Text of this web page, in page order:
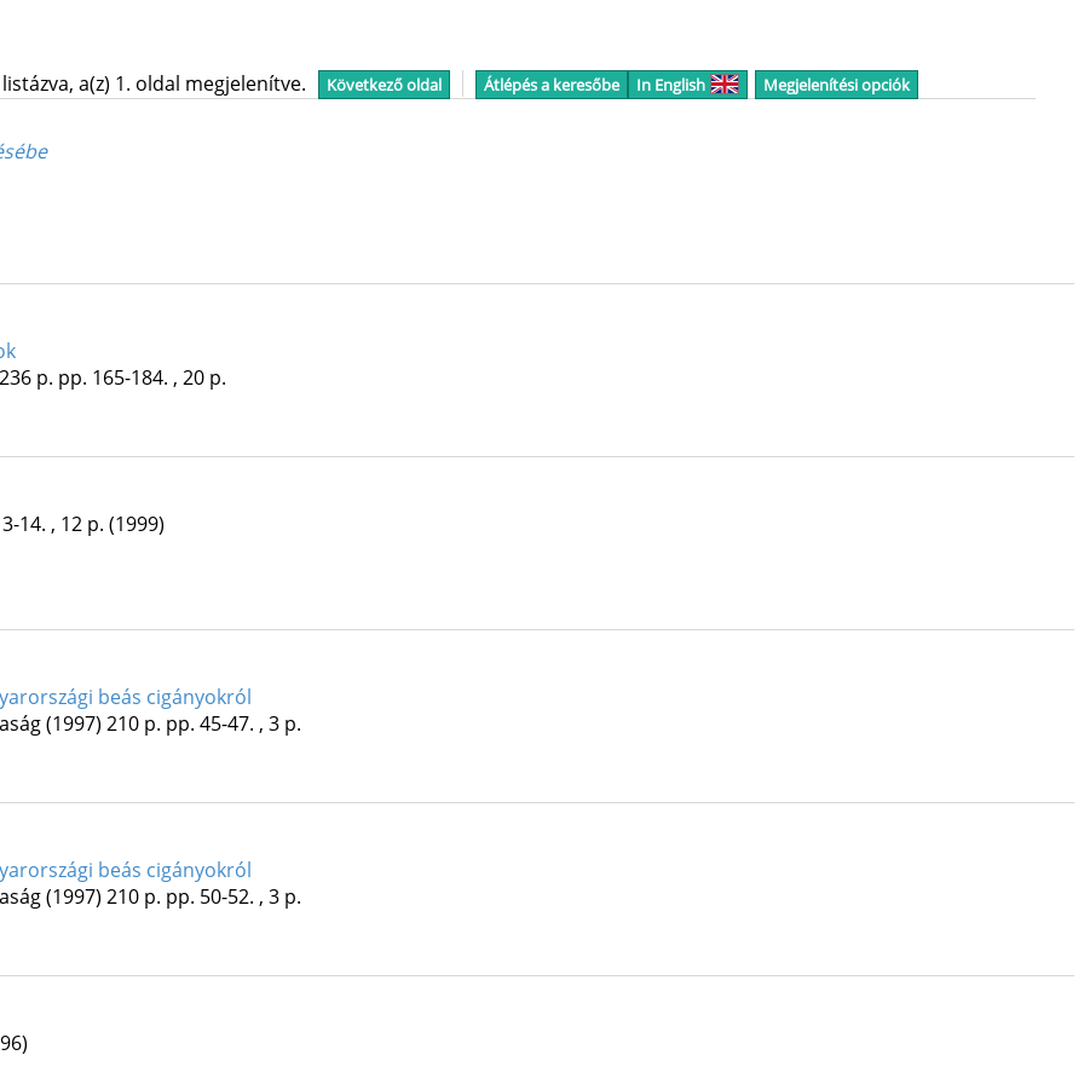
a(z) 1. oldal megjelenítve. Következő oldal Átlépés a keresőbe In English Megjelenítési opciók
p. pp. 165-184. , 20 p.
14. , 12 p. (1999)
beás cigányokról
(1997) 210 p. pp. 45-47. , 3 p.
beás cigányokról
(1997) 210 p. pp. 50-52. , 3 p.